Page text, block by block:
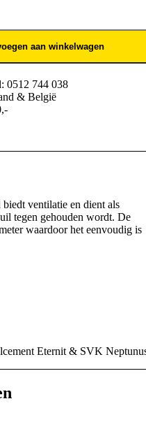
aan winkelwagen
0512 744 038
& België
ventilatie en dient als
tegen gehouden wordt. De
waardoor het eenvoudig is
Eternit & SVK